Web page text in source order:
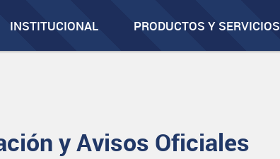
INSTITUCIONAL PRODUCTOS Y SERVICIOS
y Avisos Oficiales